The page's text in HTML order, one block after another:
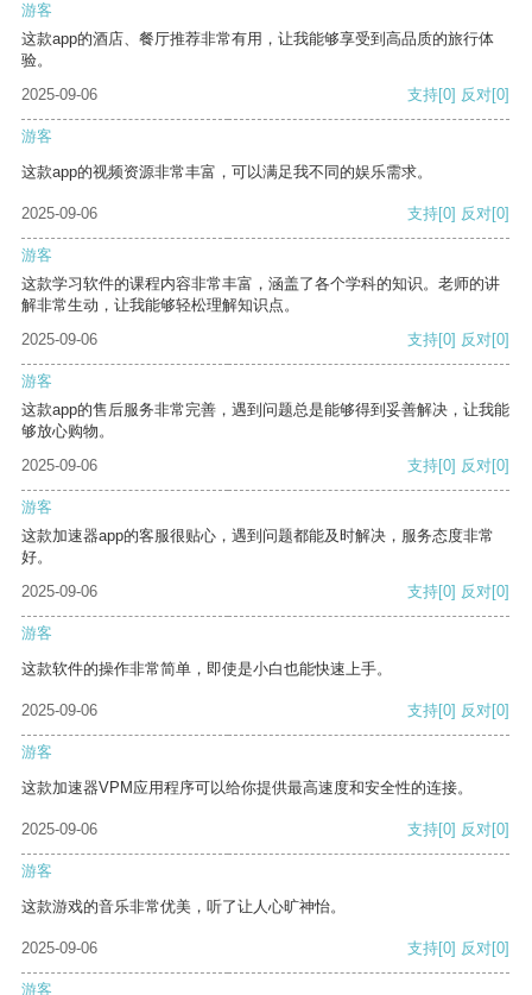
游客
这款app的酒店、餐厅推荐非常有用，让我能够享受到高品质的旅行体
验。
2025-09-06
支持[0] 反对[0]
游客
这款app的视频资源非常丰富，可以满足我不同的娱乐需求。
2025-09-06 支持[0] 反对[0]
游客
这款学习软件的课程内容非常丰富，涵盖了各个学科的知识。老师的讲
解非常生动，让我能够轻松理解知识点。
2025-09-06
支持[0] 反对[0]
游客
这款app的售后服务非常完善，遇到问题总是能够得到妥善解决，让我能
够放心购物。
2025-09-06
支持[0] 反对[0]
游客
这款加速器app的客服很贴心，遇到问题都能及时解决，服务态度非常
好。
2025-09-06
支持[0] 反对[0]
游客
这款软件的操作非常简单，即使是小白也能快速上手。
2025-09-06 支持[0] 反对[0]
游客
这款加速器VPM应用程序可以给你提供最高速度和安全性的连接。
2025-09-06 支持[0] 反对[0]
游客
这款游戏的音乐非常优美，听了让人心旷神怡。
2025-09-06 支持[0] 反对[0]
游客